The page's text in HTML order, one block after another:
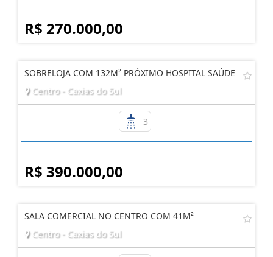
R$ 270.000,00
SOBRELOJA COM 132M² PRÓXIMO HOSPITAL SAÚDE
Centro - Caxias do Sul
3
R$ 390.000,00
SALA COMERCIAL NO CENTRO COM 41M²
Centro - Caxias do Sul